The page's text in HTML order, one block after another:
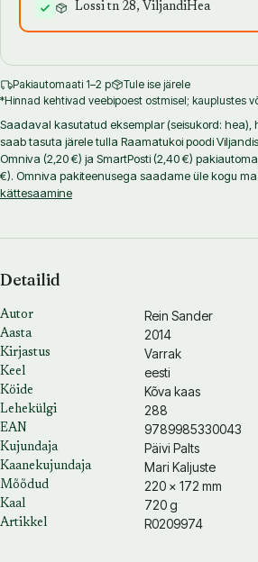
Lossi tn 28, ViljandiHea
Pakiautomaati 1–2 p
Tule ise järele
*Hinnad kehtivad veebipoest ostmisel; kauplustes
Saadaval kasutatud eksemplar (seisukord: hea),
saab tasuta järele tulla Raamatukoi poodi
Omniva (2,20 €) ja SmartPosti (2,40 €)
€). Omniva pakiteenusega saadame üle kogu
kättesaamine
Detailid
Autor Rein Sander
Aasta 2014
Kirjastus Varrak
Keel eesti
Köide Kõva kaas
Lehekülgi 288
EAN 9789985330043
Kujundaja Päivi Palts
Kaanekujundaja Mari Kaljuste
Mõõdud 220 × 172 mm
Kaal 720 g
Artikkel R0209974